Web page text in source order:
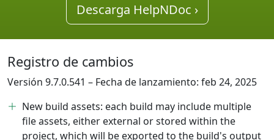
Descarga HelpNDoc ›
Registro de cambios
Versión 9.7.0.541 – Fecha de lanzamiento: feb 24, 2025
New build assets: each build may include multiple
file assets, either external or stored within the
project, which will be exported to the build's output